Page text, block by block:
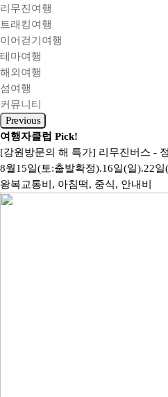
리무진여행
트래킹여행
이어걷기여행
테마여행
해외여행
섬여행
커뮤니티
Previous
여행자클럽 Pick!
[강원방문의 해 특가] 리무진버스 -
8월15일(토:출발확정).16일(일).22
왕복교통비, 아침떡, 중식, 안내비